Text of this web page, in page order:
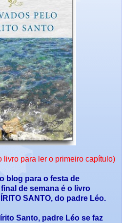
livro para ler o primeiro capítulo)
blog para o festa de
de semana é o livro
SANTO, do padre Léo.
Santo, padre Léo se faz